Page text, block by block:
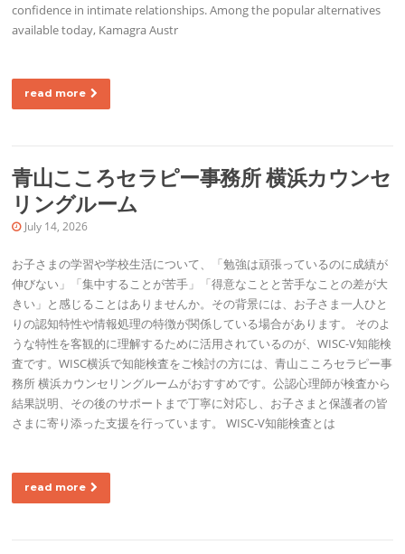
confidence in intimate relationships. Among the popular alternatives
available today, Kamagra Austr
read more
青山こころセラピー事務所 横浜カウンセ
リングルーム
July 14, 2026
お子さまの学習や学校生活について、「勉強は頑張っているのに成績が
伸びない」「集中することが苦手」「得意なことと苦手なことの差が大
きい」と感じることはありませんか。その背景には、お子さま一人ひと
りの認知特性や情報処理の特徴が関係している場合があります。 そのよ
うな特性を客観的に理解するために活用されているのが、WISC-V知能検
査です。WISC横浜で知能検査をご検討の方には、青山こころセラピー事
務所 横浜カウンセリングルームがおすすめです。公認心理師が検査から
結果説明、その後のサポートまで丁寧に対応し、お子さまと保護者の皆
さまに寄り添った支援を行っています。 WISC-V知能検査とは
read more